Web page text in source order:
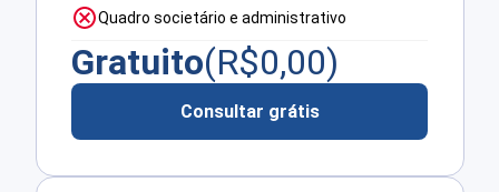
Quadro societário e administrativo
Gratuito(R$0,00)
Consultar grátis